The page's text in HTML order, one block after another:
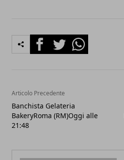
FacebookTwitterWhatsapp
Articolo Precedente
Banchista Gelateria
BakeryRoma (RM)Oggi alle
21:48